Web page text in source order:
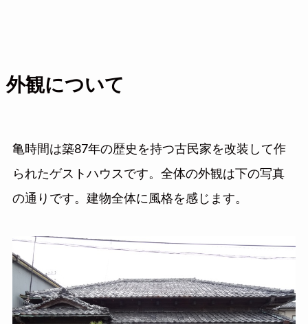
外観について
亀時間は築87年の歴史を持つ古民家を改装して作
られたゲストハウスです。全体の外観は下の写真
の通りです。建物全体に風格を感じます。